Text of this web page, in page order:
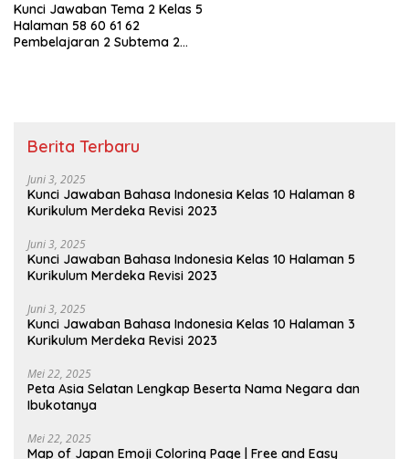
Kunci Jawaban Tema 2 Kelas 5
Halaman 58 60 61 62
Pembelajaran 2 Subtema 2
Berita Terbaru
Juni 3, 2025
Kunci Jawaban Bahasa Indonesia Kelas 10 Halaman 8
Kurikulum Merdeka Revisi 2023
Juni 3, 2025
Kunci Jawaban Bahasa Indonesia Kelas 10 Halaman 5
Kurikulum Merdeka Revisi 2023
Juni 3, 2025
Kunci Jawaban Bahasa Indonesia Kelas 10 Halaman 3
Kurikulum Merdeka Revisi 2023
Mei 22, 2025
Peta Asia Selatan Lengkap Beserta Nama Negara dan
Ibukotanya
Mei 22, 2025
Map of Japan Emoji Coloring Page | Free and Easy